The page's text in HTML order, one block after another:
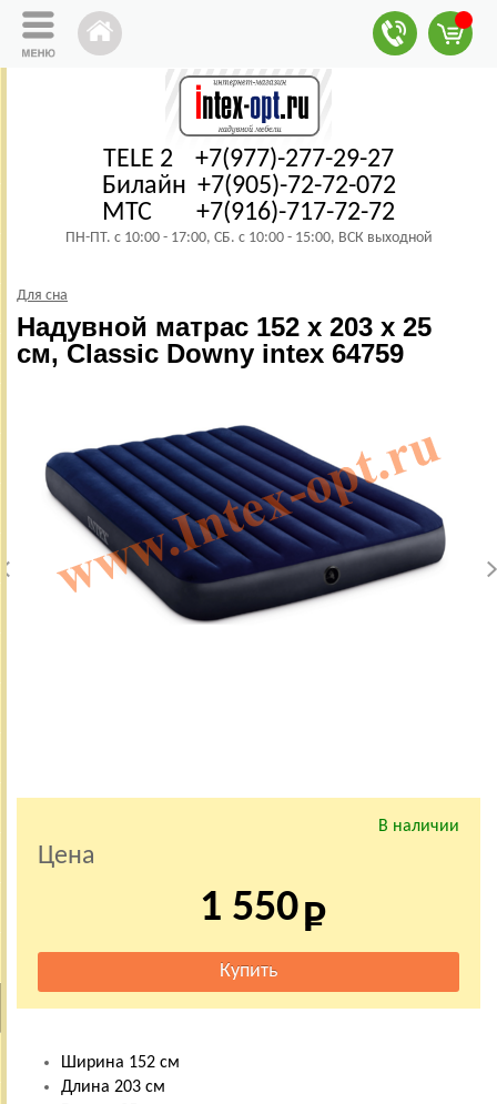
TELE 2 +7(977)-277-29-27
Билайн +7(905)-72-72-072
МТС +7(916)-717-72-72
ПН-ПТ. с 10:00 - 17:00, СБ. с 10:00 - 15:00, ВСК выходной
Для сна
Надувной матрас 152 х 203 х 25
см, Classic Downy intex 64759
В наличии
Цена
1 550
Ширина 152 см
Длина 203 см